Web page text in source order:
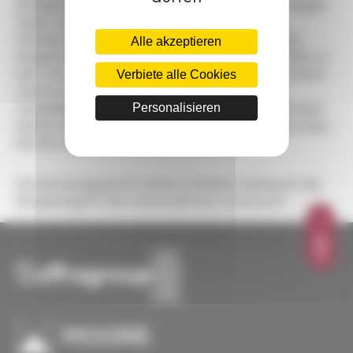
Kündigung eines Arbeitnehmers bestätigt, der angab,
Verhalten seines Vorgesetzten (Entwürdigungen,
Ausgrenzungen, Druckausübungen etc.) geworden zu
sein. Zwei vom Betriebsrat (CHSCT) vorgenommene
Untersuchungen kamen zu dem Ergebnis, dass
tatsächlich keine Mobbinghandlungen stattgefunden
führten, Kollegen zu belasten.
Alle akzeptieren
Verbiete alle Cookies
Personalisieren